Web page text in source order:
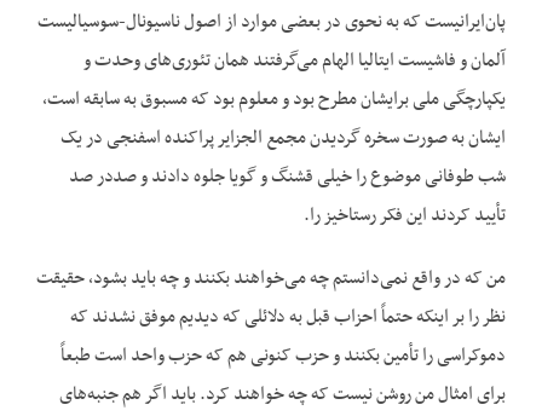
پان‌ایرانیست که به نحوی در بعضی موارد از اصول ناسیونال-سوسیالیست
آلمان و فاشیست ایتالیا الهام می‌گرفتند همان تئوری‌های وحدت و
یکپارچگی ملی برایشان مطرح بود و معلوم بود که مسبوق به سابقه است،
ایشان به صورت سخره گردیدن مجمع الجزایر پراکنده اسفنجی در یک
شب طوفانی موضوع را خیلی قشنگ و گویا جلوه دادند و صددر صد
تأیید کردند این فکر رستاخیز را.
من که در واقع نمی‌دانستم چه می‌خواهند بکنند و چه باید بشود، حقیقت
نظر را بر اینکه حتماً احزاب قبل به دلائلی که دیدیم موفق نشدند که
دموکراسی را تأمین بکنند و حزب کنونی هم که حزب واحد است طبعاً
برای امثال من روشن نیست که چه خواهند کرد. باید اگر هم جنبه‌‌های